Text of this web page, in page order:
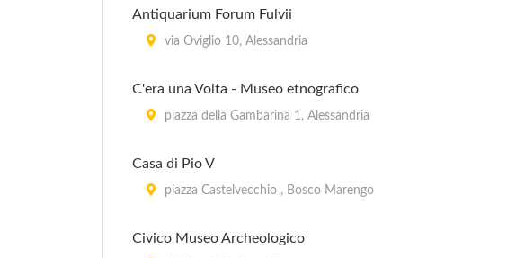
Antiquarium Forum Fulvii
via Oviglio 10, Alessandria
C'era una Volta - Museo etnografico
piazza della Gambarina 1, Alessandria
Casa di Pio V
piazza Castelvecchio , Bosco Marengo
Civico Museo Archeologico